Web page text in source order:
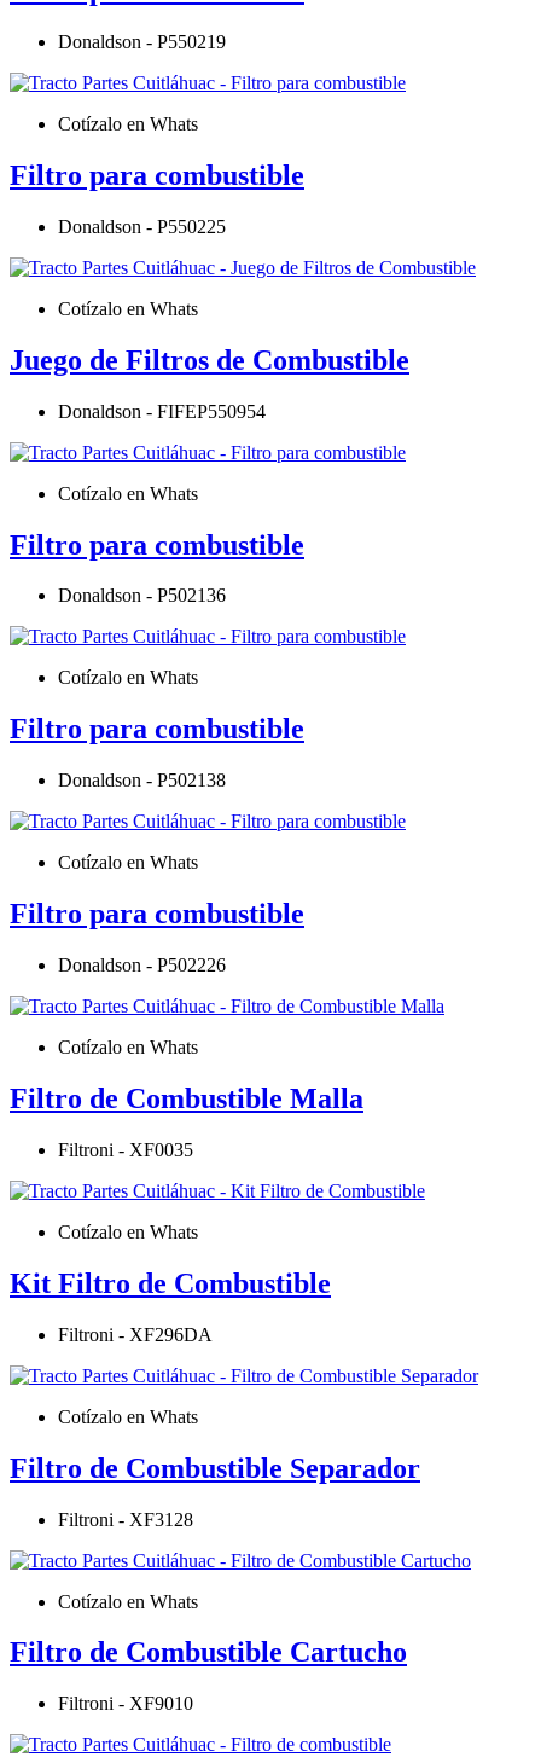
Donaldson - P550219
Cotízalo en Whats
Filtro para combustible
Donaldson - P550225
Cotízalo en Whats
Juego de Filtros de Combustible
Donaldson - FIFEP550954
Cotízalo en Whats
Filtro para combustible
Donaldson - P502136
Cotízalo en Whats
Filtro para combustible
Donaldson - P502138
Cotízalo en Whats
Filtro para combustible
Donaldson - P502226
Cotízalo en Whats
Filtro de Combustible Malla
Filtroni - XF0035
Cotízalo en Whats
Kit Filtro de Combustible
Filtroni - XF296DA
Cotízalo en Whats
Filtro de Combustible Separador
Filtroni - XF3128
Cotízalo en Whats
Filtro de Combustible Cartucho
Filtroni - XF9010